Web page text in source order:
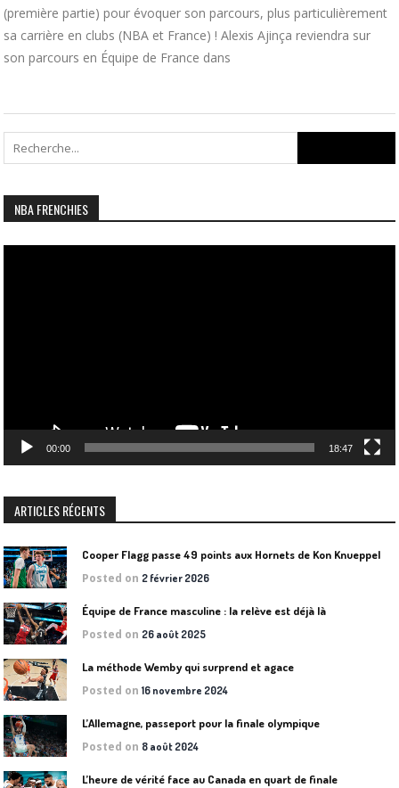
(première partie) pour évoquer son parcours, plus particulièrement
sa carrière en clubs (NBA et France) ! Alexis Ajinça reviendra sur
son parcours en Équipe de France dans
for:
NBA FRENCHIES
00:00 18:47
ARTICLES RÉCENTS
Cooper Flagg passe 49 points aux Hornets de Kon Knueppel
Posted on 2 février 2026
Équipe de France masculine : la relève est déjà là
Posted on 26 août 2025
La méthode Wemby qui surprend et agace
Posted on16 novembre 2024
L’Allemagne, passeport pour la finale olympique
Posted on 8 août 2024
L’heure de vérité face au Canada en quart de finale